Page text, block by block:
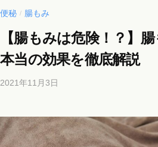
便秘 / 腸もみ
【腸もみは危険！？】
本当の効果を徹底解説
2021年11月3日
i
c